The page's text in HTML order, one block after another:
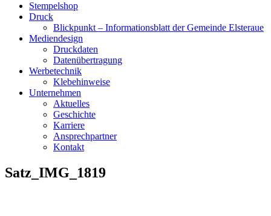
Stempelshop
Druck
Blickpunkt – Informationsblatt der Gemeinde Elsteraue
Mediendesign
Druckdaten
Datenübertragung
Werbetechnik
Klebehinweise
Unternehmen
Aktuelles
Geschichte
Karriere
Ansprechpartner
Kontakt
Satz_IMG_1819